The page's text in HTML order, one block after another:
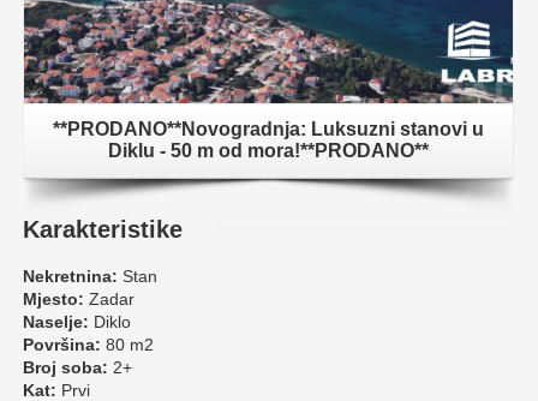
**PRODANO**Novogradnja: Luksuzni stanovi u
Diklu - 50 m od mora!**PRODANO**
Karakteristike
Nekretnina: Stan
Mjesto: Zadar
Naselje: Diklo
Površina: 80 m2
Broj soba: 2+
Kat: Prvi